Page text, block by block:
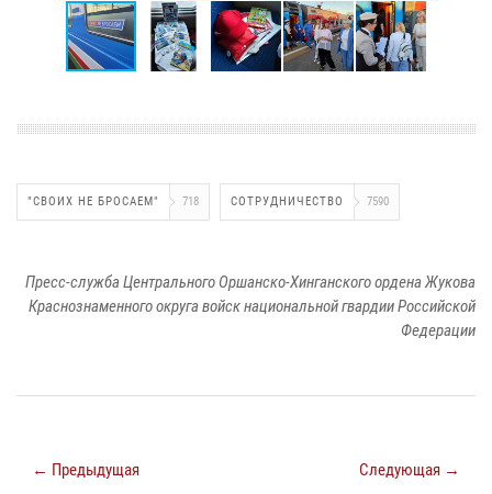
"СВОИХ НЕ БРОСАЕМ" 718 СОТРУДНИЧЕСТВО 7590
Пресс-служба Центрального Оршанско-Хинганского ордена Жукова
Краснознаменного округа войск национальной гвардии Российской
Федерации
← Предыдущая Следующая →